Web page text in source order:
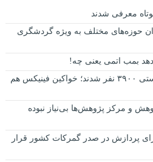
معرفی شدند
حوزه‌های مختلف به ویژه گردشگری
بمب اتمی یعنی چه!
تحریم کنندگان سینمای صهیونیستی ۳۹۰۰ نفر شدند؛ خواکین فینیکس هم
و مرکز پژوهش‌ها بی‌نیاز نبوده
پردازش در صدر گمرکات کشور قرار